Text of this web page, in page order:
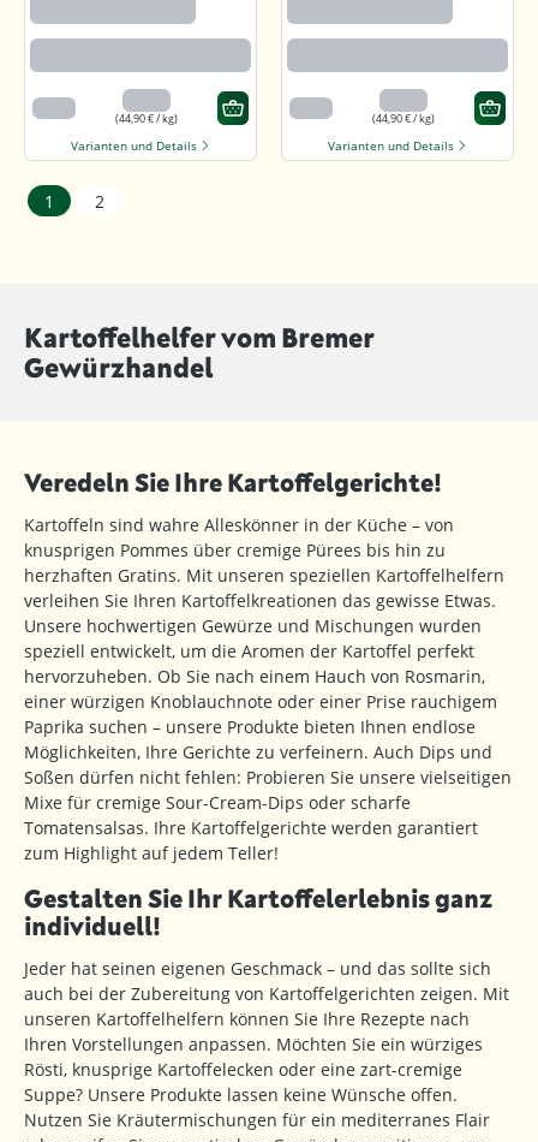
100 g 4,49 €
(44,90 € / kg)
Varianten und Details
100 g 4,49 €
(44,90 € / kg)
Varianten und Details
1 2
Kartoffelhelfer vom Bremer
Gewürzhandel
Veredeln Sie Ihre Kartoffelgerichte!
Kartoffeln sind wahre Alleskönner in der Küche – von
knusprigen Pommes über cremige Pürees bis hin zu
herzhaften Gratins. Mit unseren speziellen Kartoffelhelfern
verleihen Sie Ihren Kartoffelkreationen das gewisse Etwas.
Unsere hochwertigen Gewürze und Mischungen wurden
speziell entwickelt, um die Aromen der Kartoffel perfekt
hervorzuheben. Ob Sie nach einem Hauch von Rosmarin,
einer würzigen Knoblauchnote oder einer Prise rauchigem
Paprika suchen – unsere Produkte bieten Ihnen endlose
Möglichkeiten, Ihre Gerichte zu verfeinern. Auch Dips und
Soßen dürfen nicht fehlen: Probieren Sie unsere vielseitigen
Mixe für cremige Sour-Cream-Dips oder scharfe
Tomatensalsas. Ihre Kartoffelgerichte werden garantiert
zum Highlight auf jedem Teller!
Gestalten Sie Ihr Kartoffelerlebnis ganz
individuell!
Jeder hat seinen eigenen Geschmack – und das sollte sich
auch bei der Zubereitung von Kartoffelgerichten zeigen. Mit
unseren Kartoffelhelfern können Sie Ihre Rezepte nach
Ihren Vorstellungen anpassen. Möchten Sie ein würziges
Rösti, knusprige Kartoffelecken oder eine zart-cremige
Suppe? Unsere Produkte lassen keine Wünsche offen.
Nutzen Sie Kräutermischungen für ein mediterranes Flair